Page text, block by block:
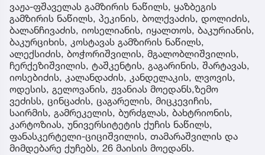
ვაჟა-ფშაველას გამზირის ნაწილს, ყაზბეგის
გამზირის ნაწილს, პეკინის, ბოლქვაძის, დოლიძის,
ბალანჩივაძის, იოსელიანის, იყალთოს, ბაკურიანის,
ბაკურციხის, კოსტავას გამზირის ნაწილს,
ალექსიძის, ბოჭორიშვილის, მგალობლიშვილის,
ჩერქეზიშვილის, ტაშკენტის, გაგარინის, შარტავას,
იოსებიძის, კალანდაძის, კანდელაკის, ლვოვის,
ოდესის, გელოვანის, ჟვანიას მოედანს,ზემო
ვეძისს, ცინცაძის, ცაგარელის, მიცკევიჩის,
საირმის, გამრეკელის, ბურძგლას, ბახტრიონის,
კარტოზიას, უნივერსიტეტის ქუჩის ნაწილს,
ფანასკერტელი-ციციშვილის, თამარაშვილის და
მიმდებარე ქუჩებს, 26 მაისის მოედანს.